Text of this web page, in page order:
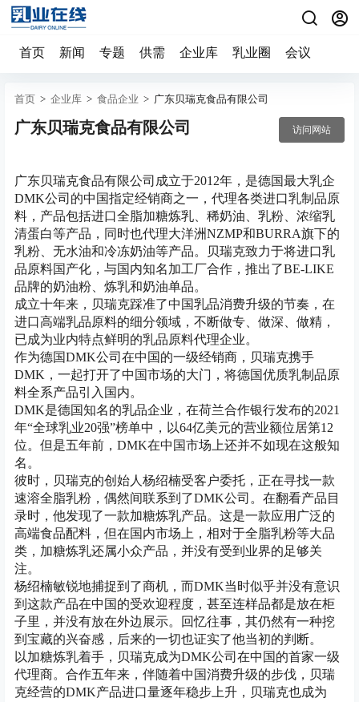
首页 新闻 专题 供需 企业库 乳业圈 会议
首页 > 企业库 > 食品企业 > 广东贝瑞克食品有限公司
广东贝瑞克食品有限公司 访问网站
广东贝瑞克食品有限公司成立于2012年，是德国最大乳企
DMK公司的中国指定经销商之一，代理各类进口乳制品原
料，产品包括进口全脂加糖炼乳、稀奶油、乳粉、浓缩乳
清蛋白等产品，同时也代理大洋洲NZMP和BURRA旗下的
乳粉、无水油和冷冻奶油等产品。贝瑞克致力于将进口乳
品原料国产化，与国内知名加工厂合作，推出了BE-LIKE
品牌的奶油粉、炼乳和奶油单品。
成立十年来，贝瑞克踩准了中国乳品消费升级的节奏，在
进口高端乳品原料的细分领域，不断做专、做深、做精，
已成为业内特点鲜明的乳品原料代理企业。
作为德国DMK公司在中国的一级经销商，贝瑞克携手
DMK，一起打开了中国市场的大门，将德国优质乳制品原
料全系产品引入国内。
DMK是德国知名的乳品企业，在荷兰合作银行发布的2021
年“全球乳业20强”榜单中，以64亿美元的营业额位居第12
位。但是五年前，DMK在中国市场上还并不如现在这般知
名。
彼时，贝瑞克的创始人杨绍楠受客户委托，正在寻找一款
速溶全脂乳粉，偶然间联系到了DMK公司。在翻看产品目
录时，他发现了一款加糖炼乳产品。这是一款应用广泛的
高端食品配料，但在国内市场上，相对于全脂乳粉等大品
类，加糖炼乳还属小众产品，并没有受到业界的足够关
注。
杨绍楠敏锐地捕捉到了商机，而DMK当时似乎并没有意识
到这款产品在中国的受欢迎程度，甚至连样品都是放在柜
子里，并没有放在外边展示。回忆往事，其仍然有一种挖
到宝藏的兴奋感，后来的一切也证实了他当初的判断。
以加糖炼乳着手，贝瑞克成为DMK公司在中国的首家一级
代理商。合作五年来，伴随着中国消费升级的步伐，贝瑞
克经营的DMK产品进口量逐年稳步上升，贝瑞克也成为